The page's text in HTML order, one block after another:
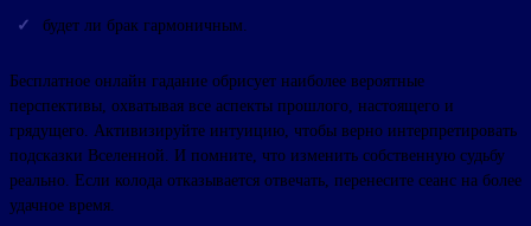
будет ли брак гармоничным.
Бесплатное онлайн гадание обрисует наиболее вероятные
перспективы, охватывая все аспекты прошлого, настоящего и
грядущего. Активизируйте интуицию, чтобы верно интерпретировать
подсказки Вселенной. И помните, что изменить собственную судьбу
реально. Если колода отказывается отвечать, перенесите сеанс на более
удачное время.